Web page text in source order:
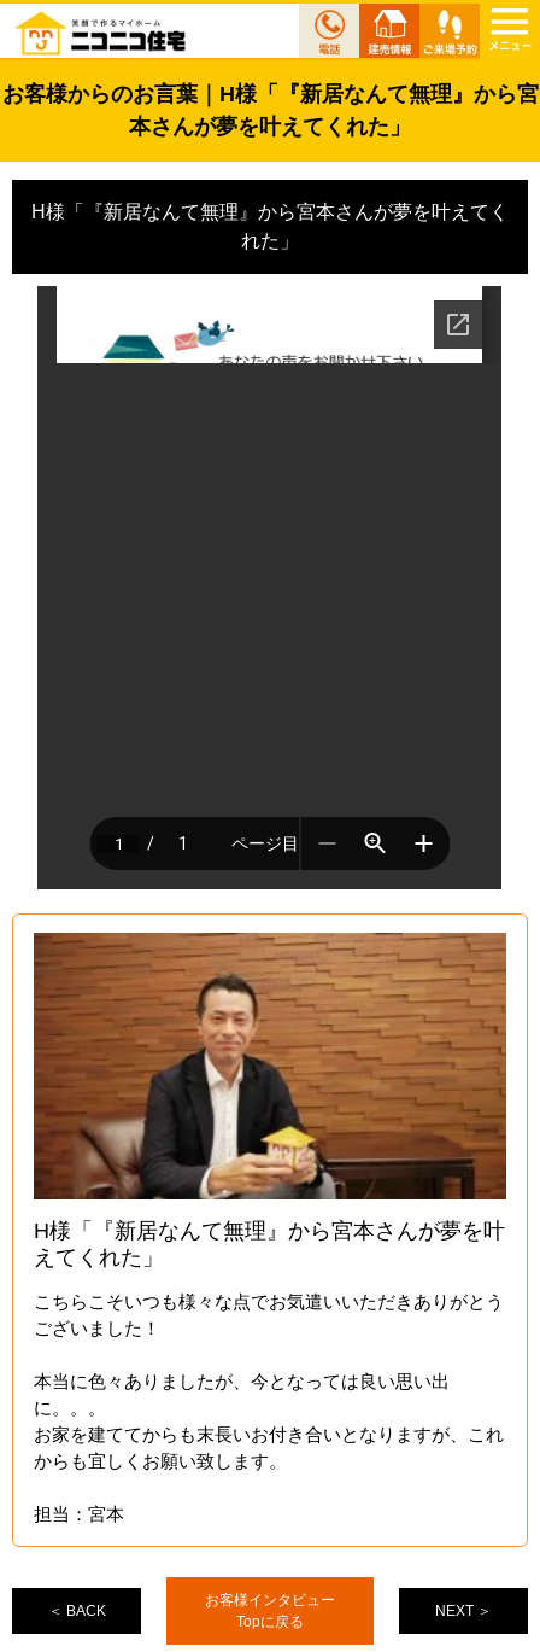
お客様からのお言葉｜H様「『新居なんて無理』から宮
本さんが夢を叶えてくれた」
H様「『新居なんて無理』から宮本さんが夢を叶えてく
れた」
H様「『新居なんて無理』から宮本さんが夢を叶
えてくれた」
こちらこそいつも様々な点でお気遣いいただきありがとう
ございました！
本当に色々ありましたが、今となっては良い思い出
に。。。
お家を建ててからも末長いお付き合いとなりますが、これ
からも宜しくお願い致します。
担当：宮本
＜ BACK
お客様インタビュー
Topに戻る
NEXT ＞